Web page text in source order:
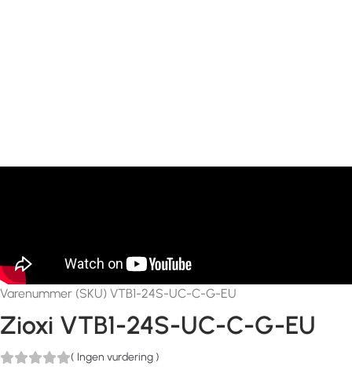
Varenummer (SKU) VTB1-24S-UC-C-G-EU
Zioxi VTB1-24S-UC-C-G-EU
( Ingen vurdering )